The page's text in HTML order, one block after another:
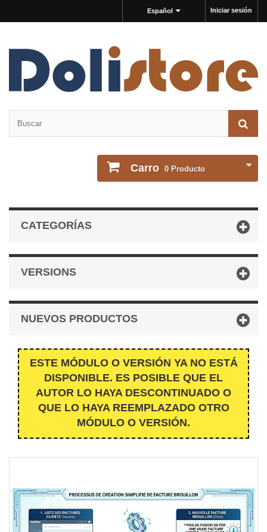
Iniciar sesión
Español
Carro 0 Producto
CATEGORÍAS
VERSIONS
NUEVOS PRODUCTOS
ESTE MÓDULO O VERSIÓN YA NO ESTÁ
DISPONIBLE. ES POSIBLE QUE EL
AUTOR LO HAYA DESCONTINUADO O
QUE LO HAYA REEMPLAZADO OTRO
MÓDULO O VERSIÓN.